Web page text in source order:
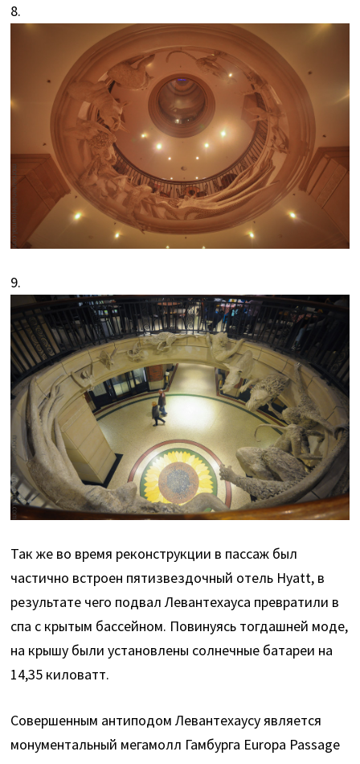
8.
9.
Так же во время реконструкции в пассаж был
частично встроен пятизвездочный отель Hyatt, в
результате чего подвал Левантехауса превратили в
спа с крытым бассейном. Повинуясь тогдашней моде,
на крышу были установлены солнечные батареи на
14,35 киловатт.
Совершенным антиподом Левантехаусу является
монументальный мегамолл Гамбурга Europa Passage